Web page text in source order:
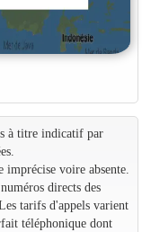
à titre indicatif par
voire absente.
directs des
tarifs d'appels varient
téléphonique dont